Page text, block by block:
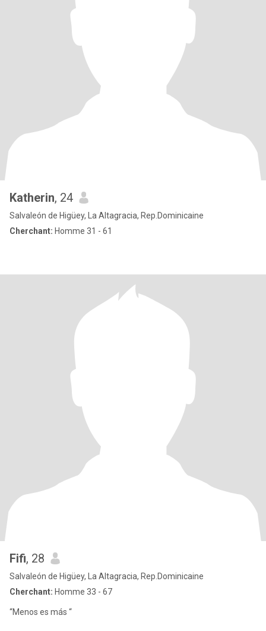
Katherin, 24
Salvaleón de Higüey, La Altagracia, Rep.Dominicaine
Cherchant: Homme 31 - 61
Fifi, 28
Salvaleón de Higüey, La Altagracia, Rep.Dominicaine
Cherchant: Homme 33 - 67
“Menos es más “